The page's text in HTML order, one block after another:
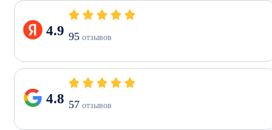
4.9 95 отзывов
4.8 57 отзывов